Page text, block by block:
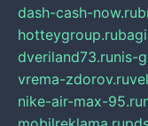
dash-cash-now.ru
hotteygroup.ru
dveriland73.runis-
vrema-zdorov.ru
nike-air-max-95.ru